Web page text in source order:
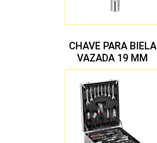
CHAVE PARA BIELA
VAZADA 19 MM